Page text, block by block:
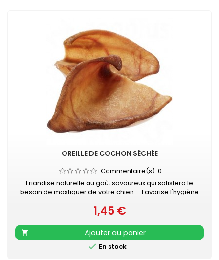
OREILLE DE COCHON SÉCHÉE
Commentaire(s): 0
Friandise naturelle au goût savoureux qui satisfera le
besoin de mastiquer de votre chien. - Favorise l'hygiène
En complément d'une alimentation équilibrée et complète
- Veiller à laisser de l'eau propre et fraîche à disposition
de votre chien
Prix
1,45 €

Ajouter au panier
 En stock